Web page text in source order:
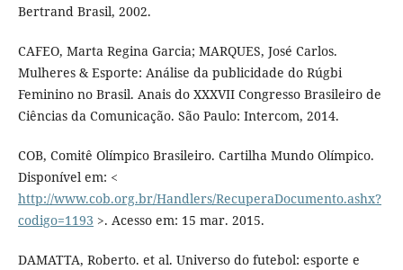
Bertrand Brasil, 2002.
CAFEO, Marta Regina Garcia; MARQUES, José Carlos.
Mulheres & Esporte: Análise da publicidade do Rúgbi
Feminino no Brasil. Anais do XXXVII Congresso Brasileiro de
Ciências da Comunicação. São Paulo: Intercom, 2014.
COB, Comitê Olímpico Brasileiro. Cartilha Mundo Olímpico.
Disponível em: <
http://www.cob.org.br/Handlers/RecuperaDocumento.ashx?
codigo=1193 >. Acesso em: 15 mar. 2015.
DAMATTA, Roberto. et al. Universo do futebol: esporte e